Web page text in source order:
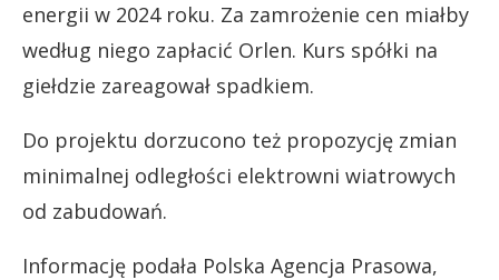
energii w 2024 roku. Za zamrożenie cen miałby
według niego zapłacić Orlen. Kurs spółki na
giełdzie zareagował spadkiem.
Do projektu dorzucono też propozycję zmian
minimalnej odległości elektrowni wiatrowych
od zabudowań.
Informację podała Polska Agencja Prasowa,